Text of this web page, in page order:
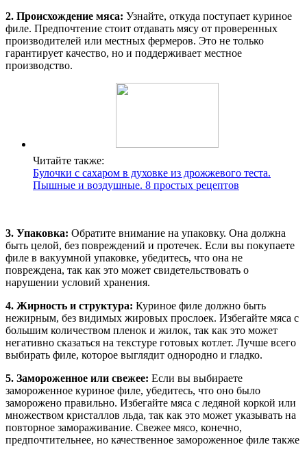
2. Происхождение мяса: Узнайте, откуда поступает куриное
филе. Предпочтение стоит отдавать мясу от проверенных
производителей или местных фермеров. Это не только
гарантирует качество, но и поддерживает местное
производство.
Читайте также:
Булочки с сахаром в духовке из дрожжевого теста.
Пышные и воздушные. 8 простых рецептов
3. Упаковка: Обратите внимание на упаковку. Она должна
быть целой, без повреждений и протечек. Если вы покупаете
филе в вакуумной упаковке, убедитесь, что она не
повреждена, так как это может свидетельствовать о
нарушении условий хранения.
4. Жирность и структура: Куриное филе должно быть
нежирным, без видимых жировых прослоек. Избегайте мяса с
большим количеством пленок и жилок, так как это может
негативно сказаться на текстуре готовых котлет. Лучше всего
выбирать филе, которое выглядит однородно и гладко.
5. Замороженное или свежее: Если вы выбираете
замороженное куриное филе, убедитесь, что оно было
заморожено правильно. Избегайте мяса с ледяной коркой или
множеством кристаллов льда, так как это может указывать на
повторное замораживание. Свежее мясо, конечно,
предпочтительнее, но качественное замороженное филе также